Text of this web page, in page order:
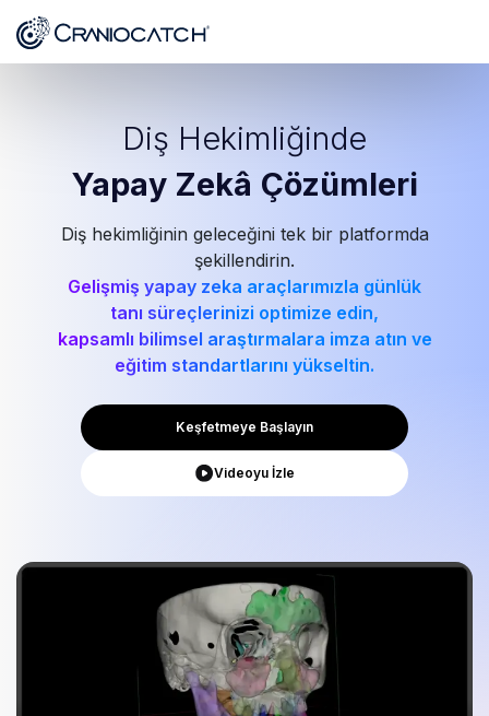
Diş Hekimliğinde
Yapay Zekâ Çözümleri
Diş hekimliğinin geleceğini tek bir platformda
şekillendirin.
Gelişmiş yapay zeka araçlarımızla günlük
tanı süreçlerinizi optimize edin,
kapsamlı bilimsel araştırmalara imza atın ve
eğitim standartlarını yükseltin.
Keşfetmeye Başlayın
Videoyu İzle